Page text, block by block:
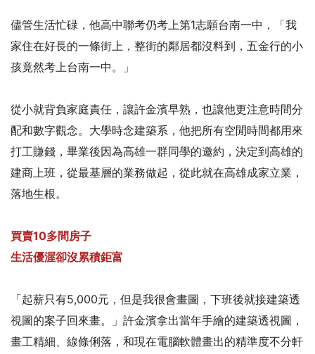
儘管生活忙碌，他高中聯考仍考上第1志願台南一中，「我
家住在好長的一條街上，整街的鄰居都沒料到，五金行的小
孩竟然考上台南一中。」
從小就背負家庭責任，讓許金濱早熟，也讓他更注意時間分
配和數字觀念。大學時念建築系，他把所有空閒時間都用來
打工賺錢，畢業後因為高雄一群同學的邀約，決定到高雄的
建商上班，從最基層的業務做起，從此就在高雄成家立業，
落地生根。
買賣10多間房子
生活優渥卻沒累積鉅富
「起薪只有5,000元，但是我很會畫圖，下班後就接建築透
視圖的案子回來畫。」許金濱拿出當年手繪的建築透視圖，
畫工精細、線條俐落，和現在電腦軟體畫出的精準度不分軒